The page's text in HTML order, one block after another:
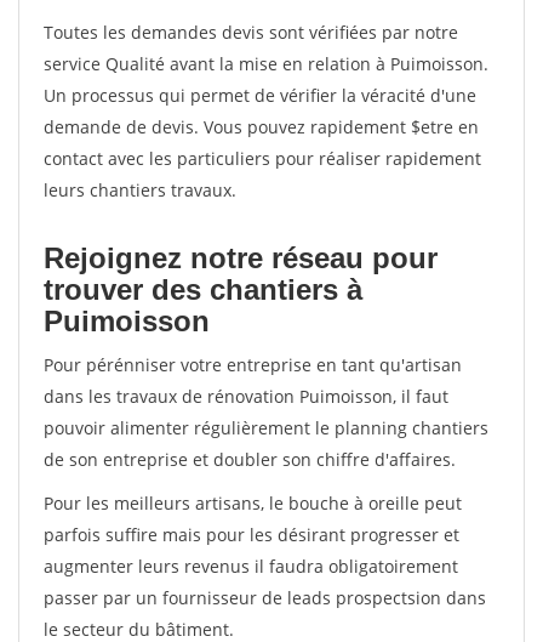
Toutes les demandes devis sont vérifiées par notre
service Qualité avant la mise en relation à Puimoisson.
Un processus qui permet de vérifier la véracité d'une
demande de devis. Vous pouvez rapidement $etre en
contact avec les particuliers pour réaliser rapidement
leurs chantiers travaux.
Rejoignez notre réseau pour
trouver des chantiers à
Puimoisson
Pour pérénniser votre entreprise en tant qu'artisan
dans les travaux de rénovation Puimoisson, il faut
pouvoir alimenter régulièrement le planning chantiers
de son entreprise et doubler son chiffre d'affaires.
Pour les meilleurs artisans, le bouche à oreille peut
parfois suffire mais pour les désirant progresser et
augmenter leurs revenus il faudra obligatoirement
passer par un fournisseur de leads prospectsion dans
le secteur du bâtiment.